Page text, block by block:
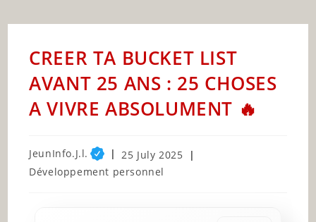
CREER TA BUCKET LIST
AVANT 25 ANS : 25 CHOSES
A VIVRE ABSOLUMENT 🔥
Post
author:
JeunInfo.J.l.
Post
published:
25 July 2025
Post
Développement personnel